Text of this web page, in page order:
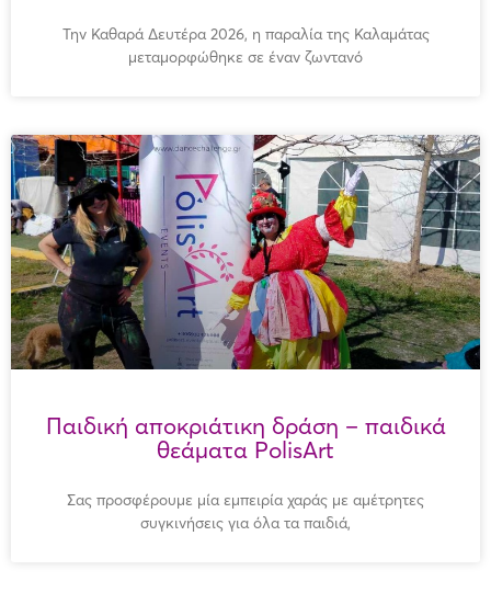
Την Καθαρά Δευτέρα 2026, η παραλία της Καλαμάτας
μεταμορφώθηκε σε έναν ζωντανό
Παιδική αποκριάτικη δράση – παιδικά
θεάματα PolisArt
Σας προσφέρουμε μία εμπειρία χαράς με αμέτρητες
συγκινήσεις για όλα τα παιδιά,